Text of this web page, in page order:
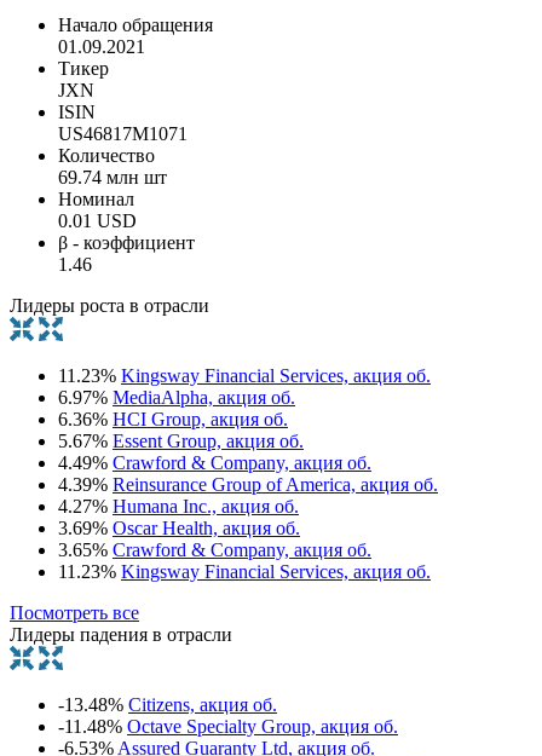
Начало обращения
01.09.2021
Тикер
JXN
ISIN
US46817M1071
Количество
69.74 млн шт
Номинал
0.01 USD
β - коэффициент
1.46
Лидеры роста в отрасли
11.23% Kingsway Financial Services, акция об.
6.97% MediaAlpha, акция об.
6.36% HCI Group, акция об.
5.67% Essent Group, акция об.
4.49% Crawford & Company, акция об.
4.39% Reinsurance Group of America, акция об.
4.27% Humana Inc., акция об.
3.69% Oscar Health, акция об.
3.65% Crawford & Company, акция об.
11.23% Kingsway Financial Services, акция об.
Посмотреть все
Лидеры падения в отрасли
-13.48% Citizens, акция об.
-11.48% Octave Specialty Group, акция об.
-6.53%Assured Guaranty Ltd, акция об.